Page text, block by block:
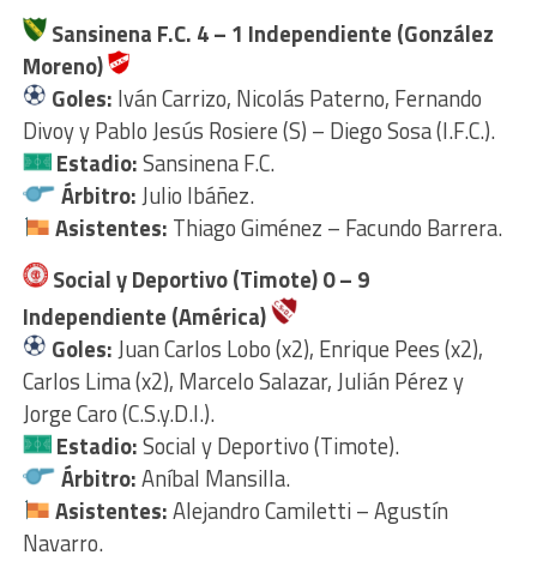
Sansinena F.C. 4 – 1 Independiente (González
Moreno)
Goles: Iván Carrizo, Nicolás Paterno, Fernando
Divoy y Pablo Jesús Rosiere (S) – Diego Sosa (I.F.C.).
Estadio:Sansinena F.C.
Árbitro:Julio Ibáñez.
Asistentes: Thiago Giménez – Facundo Barrera.
Social y Deportivo (Timote) 0– 9
Independiente (América)
Goles:Juan Carlos Lobo (x2), Enrique Pees (x2),
Carlos Lima (x2), Marcelo Salazar, Julián Pérez y
Jorge Caro (C.S.y.D.I.).
Estadio:Social y Deportivo (Timote).
Árbitro:Aníbal Mansilla.
Asistentes:Alejandro Camiletti – Agustín
Navarro.